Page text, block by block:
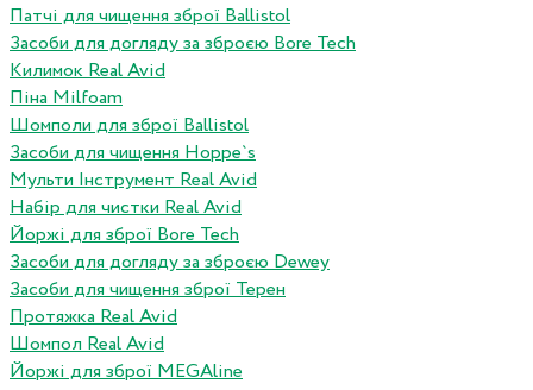
Патчі для чищення зброї Ballistol
Засоби для догляду за зброєю Bore Tech
Килимок Real Avid
Піна Milfoam
Шомполи для зброї Ballistol
Засоби для чищення Hoppe`s
Мульти Інструмент Real Avid
Набір для чистки Real Avid
Йоржі для зброї Bore Tech
Засоби для догляду за зброєю Dewey
Засоби для чищення зброї Терен
Протяжка Real Avid
Шомпол Real Avid
Йоржі для зброї MEGAline